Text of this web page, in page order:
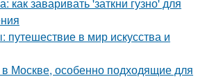
путешествие в мир искусства и
в Москве, особенно подходящие для